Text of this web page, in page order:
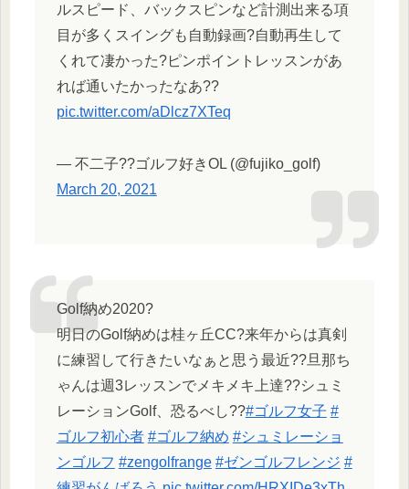
ルスピード、バックスピンなど計測出来る項
目が多くスイングも自動録画?自動再生して
くれて凄かった?ピンポイントレッスンがあ
れば通いたかったなあ??
pic.twitter.com/aDlcz7XTeq
— 不二子??ゴルフ好きOL (@fujiko_golf)
March 20, 2021
Golf納め2020?
明日のGolf納めは桂ヶ丘CC?来年からは真剣
に練習して行きたいなぁと思う最近??旦那ち
ゃんは週3レッスンでメキメキ上達??シュミ
レーションGolf、恐るべし??#ゴルフ女子 #
ゴルフ初心者 #ゴルフ納め #シュミレーショ
ンゴルフ #zengolfrange #ゼンゴルフレンジ #